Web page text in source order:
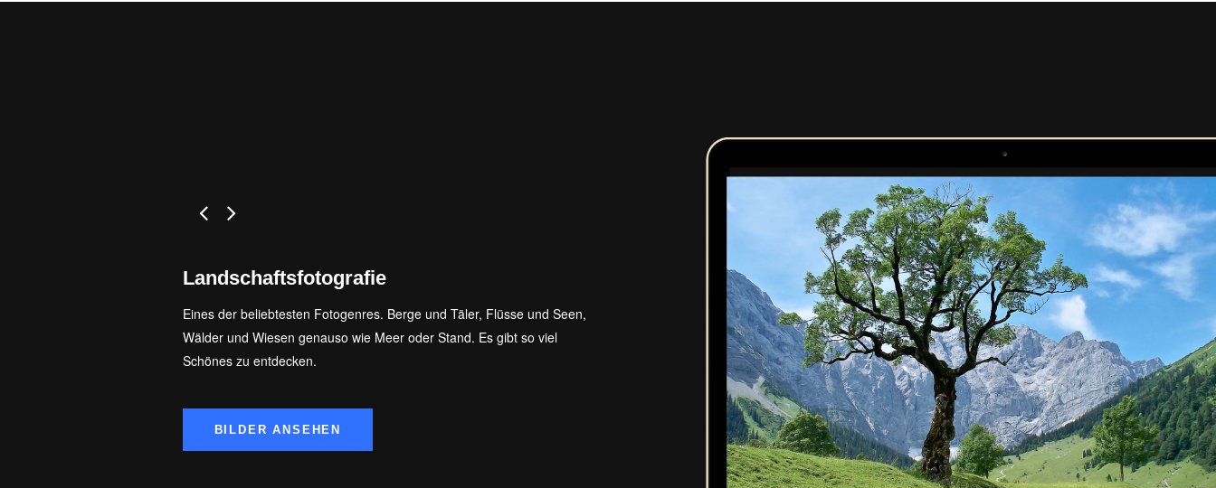
Landschaftsfotografie
Eines der beliebtesten Fotogenres. Berge und Täler, Flüsse und Seen,
Wälder und Wiesen genauso wie Meer oder Stand. Es gibt so viel
Schönes zu entdecken.
BILDER ANSEHEN